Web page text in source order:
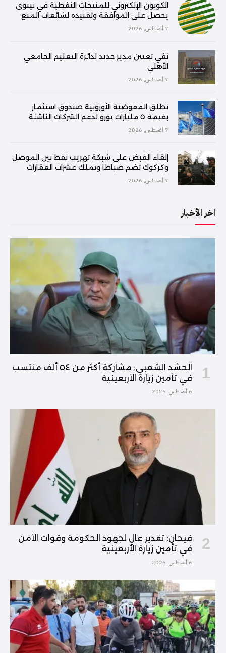
الكوبون الإلكتروني للمنتجات النفطية في نينوى
يحصل على الموافقة وتفنيده لشائعات المنع
7 أغسطس, 2026
نفي تعيين مدير جديد لدائرة التعليم الجامعي
الأهلي
7 أغسطس, 2026
تطلق المفوضية الأوروبية صندوق استثمار
بقيمة ٥ مليارات يورو لدعم الشركات الناشئة
7 أغسطس, 2026
إلقاء القبض على شبكة تهريب نفط بين الموصل
وكركوك تضم ضباطا وتملك عشرات العقارات
7 أغسطس, 2026
اخر الأخبار
الحشد الشعبي: مشاركة أكثر من ٥٤ ألف منتسب
في تأمين زيارة الأربعينية
6 أغسطس, 2026
فیحان: تقدير عالٍ لجهود الحكومة وقوات الأمن
في تأمين زيارة الأربعينية
6 أغسطس, 2026